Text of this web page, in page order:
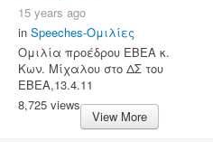
15 years ago
in Speeches-Ομιλίες
Ομιλία προέδρου ΕΒΕΑ κ.
Κων. Μίχαλου στο ΔΣ του
ΕΒΕΑ,13.4.11
8,725 views
View More